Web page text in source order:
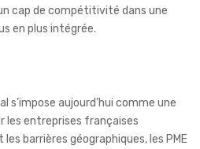
cap de compétitivité dans une
en plus intégrée.
aujourd’hui comme une
les entreprises françaises
barrières géographiques, les PME